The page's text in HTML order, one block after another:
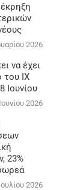
2026
να έχει
του ΙΧ
Ιουνίου
2026
23%
2026